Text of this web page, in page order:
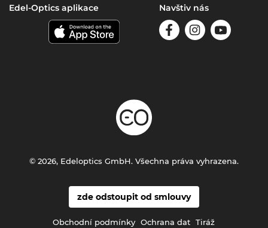
Edel-Optics aplikace Navštiv nás
zde odstoupit od smlouvy
Obchodní podmínky Ochrana dat Tiráž
© 2026, Edeloptics GmbH. Všechna práva vyhrazena.